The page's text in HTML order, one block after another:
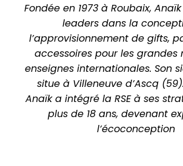
Fondée en 1973 à Roubaix,
leaders dans la
l’approvisionnement de gifts,
accessoires pour les grandes
enseignes internationales. Son
situe à Villeneuve d’Ascq
Anaïk a intégré la RSE à ses
plus de 18 ans, devenant
l’écoconception